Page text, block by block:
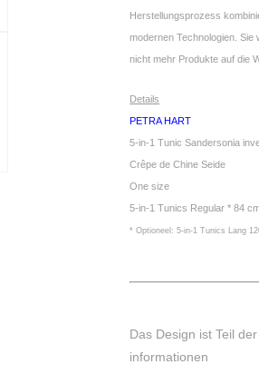
Herstellungsprozess
modernen Technologien.
nicht mehr Produkte auf die
Details
PETRA HART
5-in-1 Tunic Sandersonia
Crêpe de Chine Seide
One size
5-in-1 Tunics Regular * 84
* Optioneel: 5-in-1 Tunics Lang
Das Design ist Teil
informationen